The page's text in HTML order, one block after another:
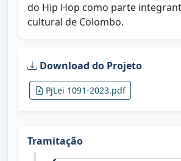
do Hip Hop como parte
cultural de Colombo.
Download do Projeto
PjLei 1091-2023.pdf
Tramitação